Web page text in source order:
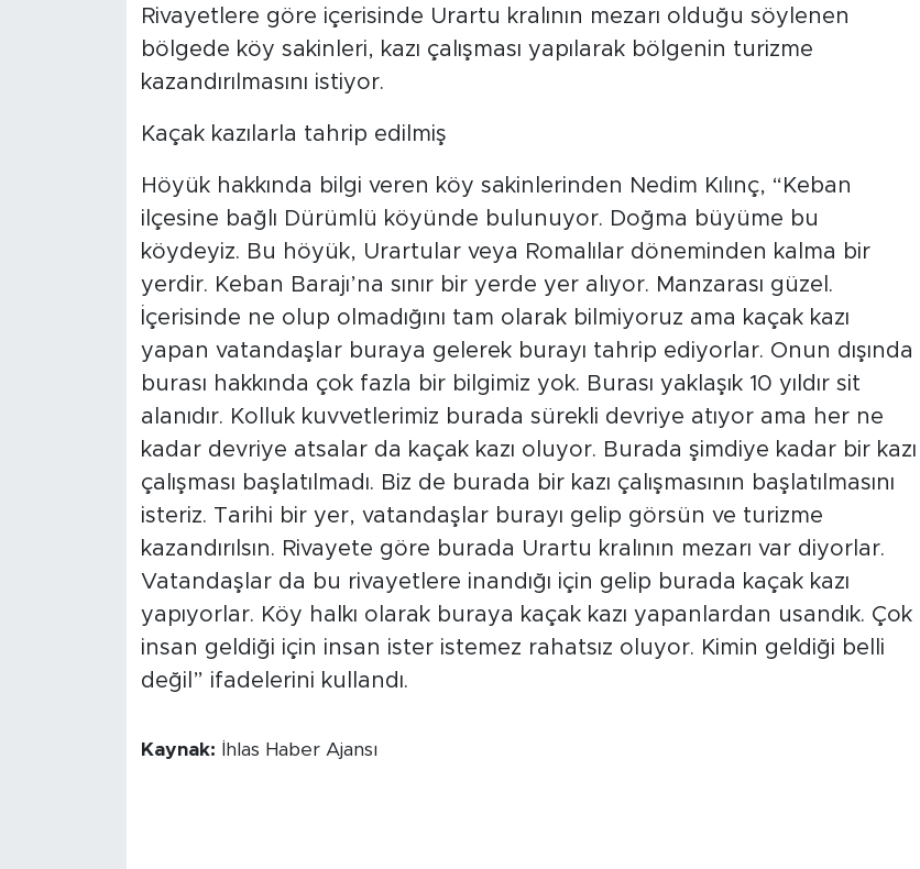
Rivayetlere göre içerisinde Urartu kralının mezarı olduğu söylenen
bölgede köy sakinleri, kazı çalışması yapılarak bölgenin turizme
kazandırılmasını istiyor.
Kaçak kazılarla tahrip edilmiş
Höyük hakkında bilgi veren köy sakinlerinden Nedim Kılınç, “Keban
ilçesine bağlı Dürümlü köyünde bulunuyor. Doğma büyüme bu
köydeyiz. Bu höyük, Urartular veya Romalılar döneminden kalma bir
yerdir. Keban Barajı’na sınır bir yerde yer alıyor. Manzarası güzel.
İçerisinde ne olup olmadığını tam olarak bilmiyoruz ama kaçak kazı
yapan vatandaşlar buraya gelerek burayı tahrip ediyorlar. Onun dışında
burası hakkında çok fazla bir bilgimiz yok. Burası yaklaşık 10 yıldır sit
alanıdır. Kolluk kuvvetlerimiz burada sürekli devriye atıyor ama her ne
kadar devriye atsalar da kaçak kazı oluyor. Burada şimdiye kadar bir kazı
çalışması başlatılmadı. Biz de burada bir kazı çalışmasının başlatılmasını
isteriz. Tarihi bir yer, vatandaşlar burayı gelip görsün ve turizme
kazandırılsın. Rivayete göre burada Urartu kralının mezarı var diyorlar.
Vatandaşlar da bu rivayetlere inandığı için gelip burada kaçak kazı
yapıyorlar. Köy halkı olarak buraya kaçak kazı yapanlardan usandık. Çok
insan geldiği için insan ister istemez rahatsız oluyor. Kimin geldiği belli
değil” ifadelerini kullandı.
Kaynak: İhlas Haber Ajansı